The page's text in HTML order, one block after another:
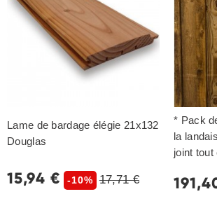
Lame de bardage élégie 21x132
Douglas
15,94 € -10% 17,71 €
* Pack
la
joint tout